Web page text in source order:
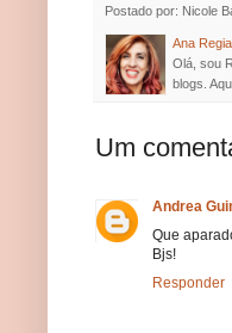
Postado por: Nicole
Ana
Olá, sou
blogs.
Um
Andrea
Que
Bjs!
Responder